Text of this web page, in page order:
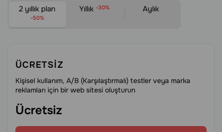
2 yıllık plan
-50%
Yıllık -30% Aylık
ÜCRETSIZ
Kişisel kullanım, A/B (Karşılaştırmalı) testler veya marka
reklamları için bir web sitesi oluşturun
Ücretsiz